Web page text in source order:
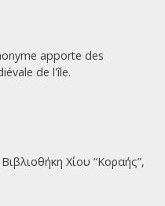
apporte des
de l'île.
Χίου “Κοραής”,